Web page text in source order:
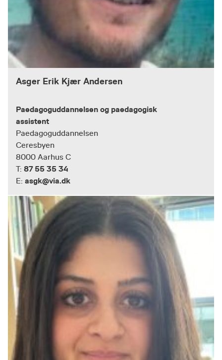
Asger Erik Kjær Andersen
Paedagoguddannelsen og paedagogisk
assistent
Paedagoguddannelsen
Ceresbyen
8000 Aarhus C
T: 87 55 35 34
E: asgk@via.dk